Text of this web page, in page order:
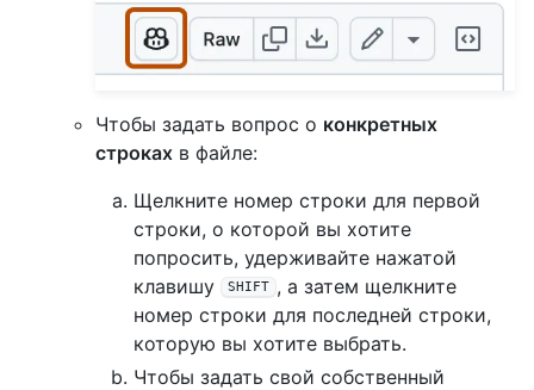
Чтобы задать вопрос о конкретных
строках в файле:
Щелкните номер строки для первой
строки, о которой вы хотите
попросить, удерживайте нажатой
клавишу
SHIFT , а затем щелкните
номер строки для последней строки,
которую вы хотите выбрать.
Чтобы задать свой собственный